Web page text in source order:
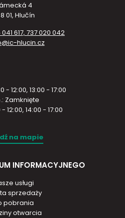
4
01, Hlučín
617, 737 020 042
hlucin.cz
- 12:00, 13:00 - 17:00
Zamknięte
12:00, 14:00 - 17:00
na mapie
INFORMACYJNEGO
usługi
sprzedaży
pobrania
otwarcia